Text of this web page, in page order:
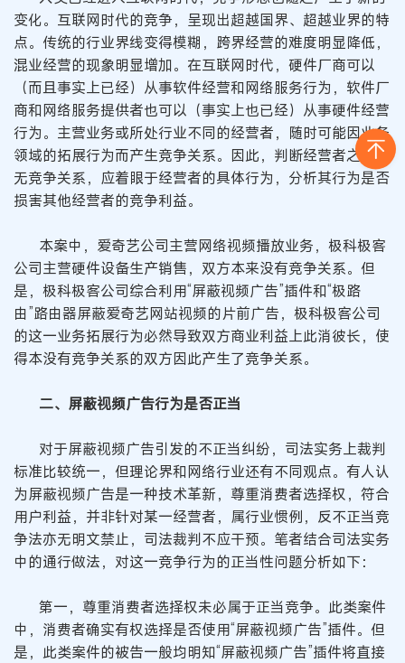
变化。互联网时代的竞争，呈现出超越国界、超越业界的特
点。传统的行业界线变得模糊，跨界经营的难度明显降低，
混业经营的现象明显增加。在互联网时代，硬件厂商可以
（而且事实上已经）从事软件经营和网络服务行为，软件厂
商和网络服务提供者也可以（事实上也已经）从事硬件经营
行为。主营业务或所处行业不同的经营者，随时可能因业务
领域的拓展行为而产生竞争关系。因此，判断经营者之间有
无竞争关系，应着眼于经营者的具体行为，分析其行为是否
损害其他经营者的竞争利益。
本案中，爱奇艺公司主营网络视频播放业务，极科极客
公司主营硬件设备生产销售，双方本来没有竞争关系。但
是，极科极客公司综合利用“屏蔽视频广告”插件和“极路
由”路由器屏蔽爱奇艺网站视频的片前广告，极科极客公司
的这一业务拓展行为必然导致双方商业利益上此消彼长，使
得本没有竞争关系的双方因此产生了竞争关系。
二、屏蔽视频广告行为是否正当
对于屏蔽视频广告引发的不正当纠纷，司法实务上裁判
标准比较统一，但理论界和网络行业还有不同观点。有人认
为屏蔽视频广告是一种技术革新，尊重消费者选择权，符合
用户利益，并非针对某一经营者，属行业惯例，反不正当竞
争法亦无明文禁止，司法裁判不应干预。笔者结合司法实务
中的通行做法，对这一竞争行为的正当性问题分析如下：
第一，尊重消费者选择权未必属于正当竞争。此类案件
中，消费者确实有权选择是否使用“屏蔽视频广告”插件。但
是，此类案件的被告一般均明知“屏蔽视频广告”插件将直接